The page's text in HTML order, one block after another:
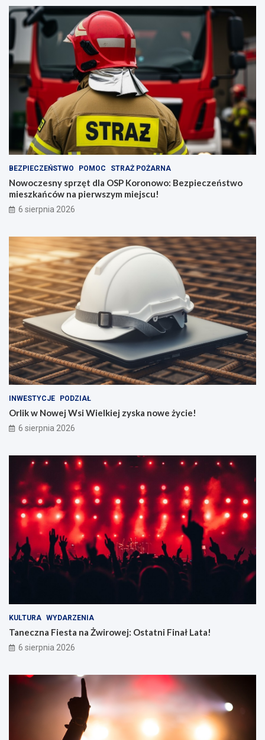
BEZPIECZEŃSTWO POMOC STRAŻ POŻARNA
Nowoczesny sprzęt dla OSP Koronowo: Bezpieczeństwo
mieszkańców na pierwszym miejscu!
6 sierpnia 2026
INWESTYCJE PODZIAŁ
Orlik w Nowej Wsi Wielkiej zyska nowe życie!
6 sierpnia 2026
KULTURA WYDARZENIA
Taneczna Fiesta na Żwirowej: Ostatni Finał Lata!
6 sierpnia 2026